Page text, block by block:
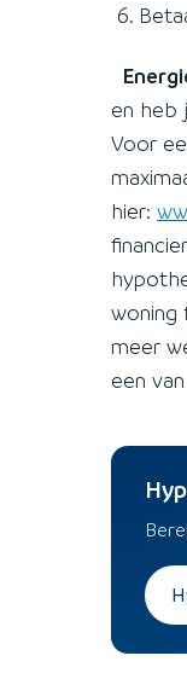
en heb
Voor
hier:
woning
meer
een